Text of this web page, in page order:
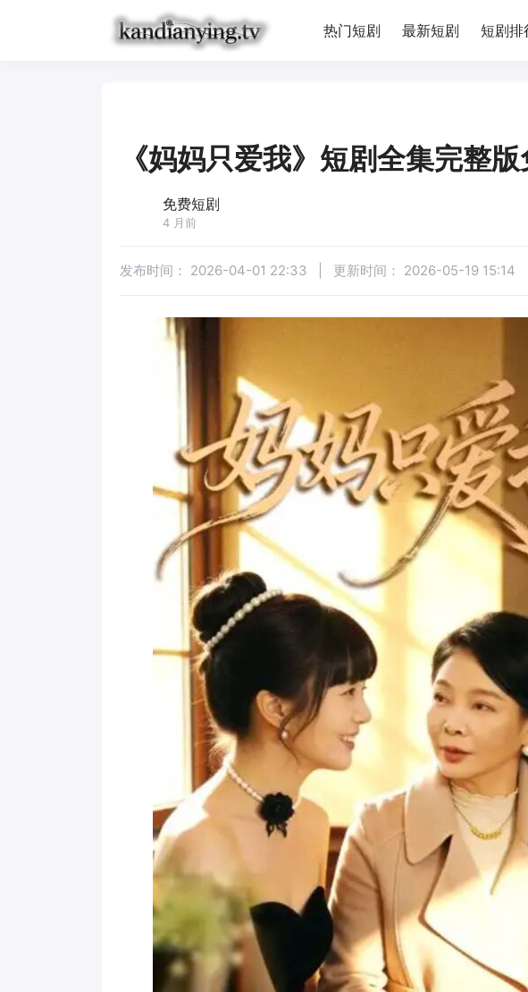
热门短剧 最新短剧 短剧排
《妈妈只爱我》短剧全集完整
免费短剧
4 月前
发布时间： 2026-04-01 22:33 更新时间： 2026-05-19 15:14